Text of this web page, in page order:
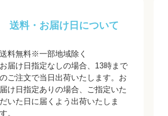
送料・お届け日について
送料無料※一部地域除く
お届け日指定なしの場合、13時まで
のご注文で当日出荷いたします。お
届け日指定ありの場合、ご指定いた
だいた日に届くよう出荷いたしま
す。